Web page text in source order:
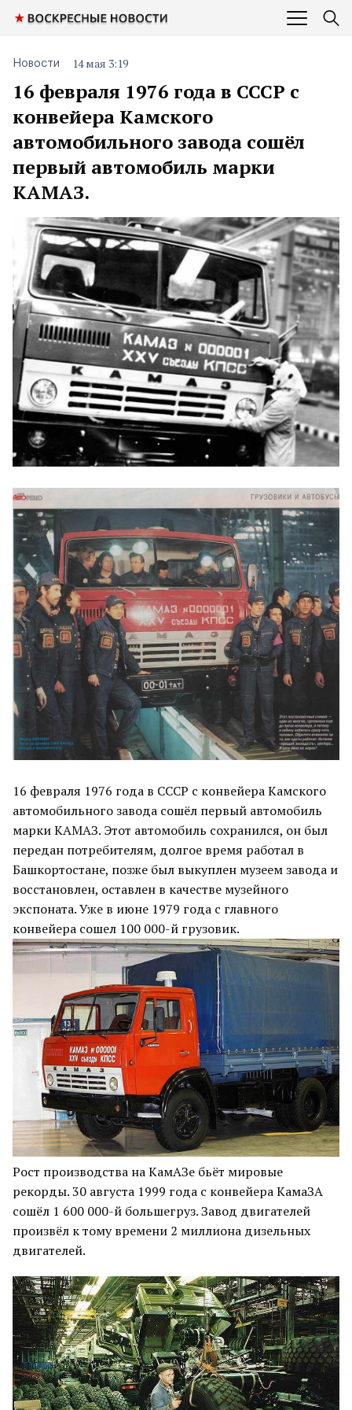
16 февраля 1976 года в СССР с
конвейера Камского
автомобильного завода сошёл
первый автомобиль марки
КАМАЗ.
Новости 14 мая 3:19
16 февраля 1976 года в СССР с конвейера Камского
автомобильного завода сошёл первый автомобиль
марки КАМАЗ. Этот автомобиль сохранился, он был
передан потребителям, долгое время работал в
Башкортостане, позже был выкуплен музеем завода и
восстановлен, оставлен в качестве музейного
экспоната. Уже в июне 1979 года с главного
конвейера сошел 100 000-й грузовик.
Рост производства на КамАЗе бьёт мировые
рекорды. 30 августа 1999 года с конвейера КамаЗА
сошёл 1 600 000-й большегруз. Завод двигателей
произвёл к тому времени 2 миллиона дизельных
двигателей.